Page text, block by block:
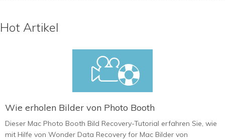
Hot Artikel
Wie erholen Bilder von Photo Booth
Dieser Mac Photo Booth Bild Recovery-Tutorial erfahren Sie, wie
mit Hilfe von Wonder Data Recovery for Mac Bilder von